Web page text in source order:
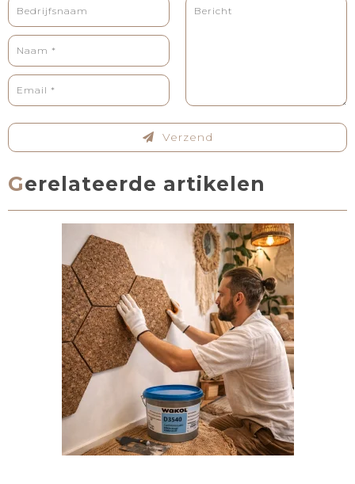
Verzend
Gerelateerde artikelen